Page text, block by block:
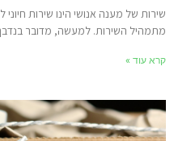
של מענה אנושי הינו שירות חיוני
השירות. למעשה, מדובר בנדבך
עוד »